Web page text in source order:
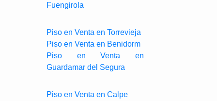
Fuengirola
Piso en Venta en Torrevieja
Piso en Venta en Benidorm
Piso en Venta en
Guardamar del Segura
Piso en Venta en Calpe